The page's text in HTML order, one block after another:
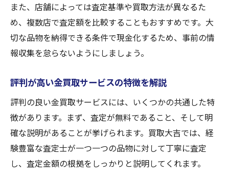
即日対応が魅力の金買取サービスの選び方
金買取の現金化を早めるための手続きポイ
ント
金買取の現金払いで安心取引を叶える方法
買取大吉の金買取で納得の現金化体験
買取大吉の金買取で安心現金化を体験する
金買取で実感できる買取大吉の強みと魅力
経験豊富な査定士による金買取の信頼感
買取大吉で金買取を選ぶメリットを紹介
また、店舗によっては査定基準や買取方法が異なるた
め、複数店で査定額を比較することもおすすめです。大
切な品物を納得できる条件で現金化するため、事前の情
報収集を怠らないようにしましょう。
評判が高い金買取サービスの特徴を解説
評判の良い金買取サービスには、いくつかの共通した特
徴があります。まず、査定が無料であること、そして明
確な説明があることが挙げられます。買取大吉では、経
験豊富な査定士が一つ一つの品物に対して丁寧に査定
し、査定金額の根拠をしっかりと説明してくれます。